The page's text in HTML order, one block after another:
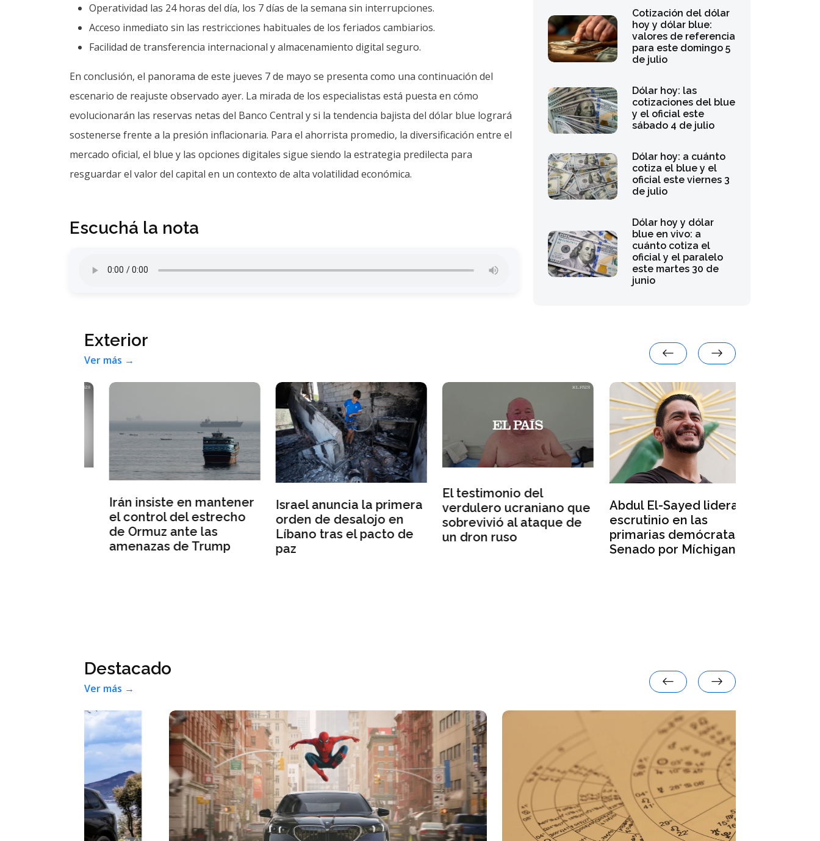
Operatividad las 24 horas del día, los 7 días de la semana sin interrupciones.
Acceso inmediato sin las restricciones habituales de los feriados cambiarios.
Facilidad de transferencia internacional y almacenamiento digital seguro.
En conclusión, el panorama de este jueves 7 de mayo se presenta como una continuación del
escenario de reajuste observado ayer. La mirada de los especialistas está puesta en cómo
evolucionarán las reservas netas del Banco Central y si la tendencia bajista del dólar blue logrará
sostenerse frente a la presión inflacionaria. Para el ahorrista promedio, la diversificación entre el
mercado oficial, el blue y las opciones digitales sigue siendo la estrategia predilecta para
resguardar el valor del capital en un contexto de alta volatilidad económica.
Escuchá la nota
Cotización del dólar
hoy y dólar blue:
valores de referencia
para este domingo 5
de julio
Dólar hoy: las
cotizaciones del blue
y el oficial este
sábado 4 de julio
Dólar hoy: a cuánto
cotiza el blue y el
oficial este viernes 3
de julio
Dólar hoy y dólar
blue en vivo: a
cuánto cotiza el
oficial y el paralelo
este martes 30 de
junio
Exterior
Ver más →
Irán insiste en mantener
el control del estrecho
de Ormuz ante las
amenazas de Trump
Israel anuncia la primera
orden de desalojo en
Líbano tras el pacto de
El testimonio del
verdulero ucraniano que
sobrevivió al ataque de
un dron ruso
Abdul El-Sayed lidera el
escrutinio en las
primarias demócratas al
Senado por Míchigan
Destacado
Ver más →